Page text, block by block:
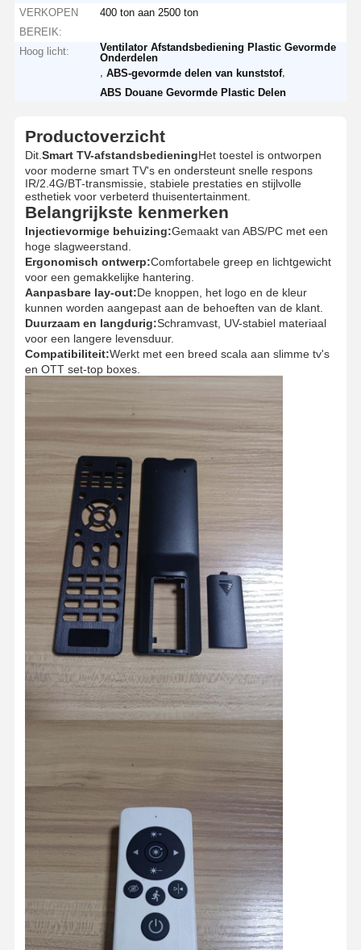
Thuis Producten Over Ons Fabrieksreis
VERKOPEN
BEREIK:
400 ton aan 2500 ton
Hoog licht:
Ventilator Afstandsbediening Plastic Gevormde
Onderdelen
ABS-gevormde delen van kunststof,
ABS Douane Gevormde Plastic Delen
Productoverzicht
Dit. Smart TV-afstandsbedieningHet toestel is ontworpen
voor moderne smart TV's en ondersteunt snelle respons
IR/2.4G/BT-transmissie, stabiele prestaties en stijlvolle
esthetiek voor verbeterd thuisentertainment.
Belangrijkste kenmerken
Injectievormige behuizing:Gemaakt van ABS/PC met een
hoge slagweerstand.
Ergonomisch ontwerp:Comfortabele greep en lichtgewicht
voor een gemakkelijke hantering.
Aanpasbare lay-out:De knoppen, het logo en de kleur
kunnen worden aangepast aan de behoeften van de klant.
Duurzaam en langdurig:Schramvast, UV-stabiel materiaal
voor een langere levensduur.
Compatibiliteit:Werkt met een breed scala aan slimme tv's
en OTT set-top boxes.